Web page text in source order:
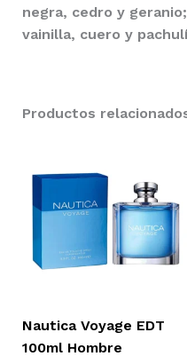
negra, cedro y
vainilla, cuero y
Productos
Nautica Voyage EDT
100ml Hombre